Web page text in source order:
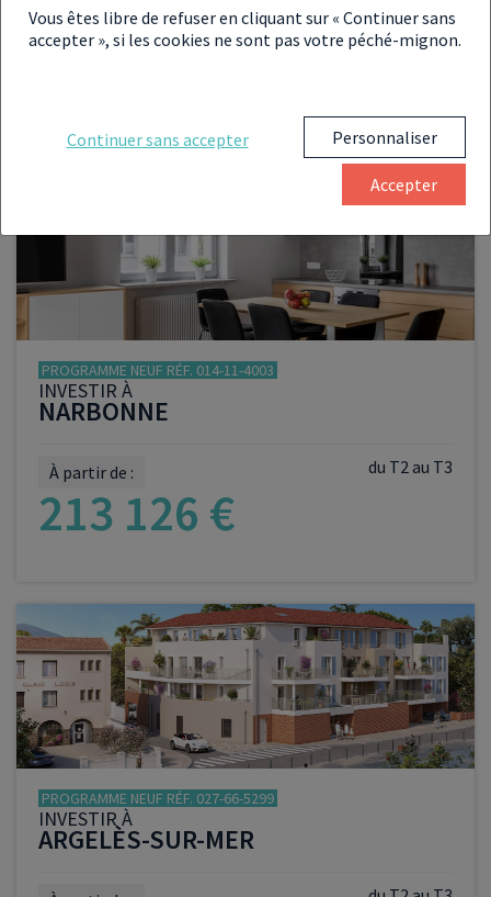
du T2 au T4
À partir de :
PROGRAMME NEUF RÉF. 014-11-4003
INVESTIR À
NARBONNE
du T2 au T3
À partir de :
213 126 €
VOIR LE PROGRAMME
PROGRAMME NEUF RÉF. 027-66-5299
INVESTIR À
ARGELÈS-SUR-MER
Vous êtes libre de refuser en cliquant sur « Continuer sans
accepter », si les cookies ne sont pas votre péché-mignon.
Continuer sans accepter Personnaliser
Accepter